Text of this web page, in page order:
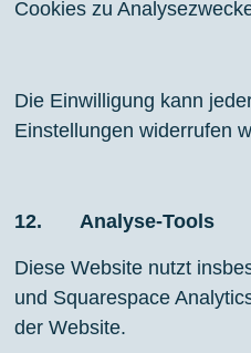
Cookies zu
Die Einwilligung kann
Einstellungen widerrufen
12. Analyse-Tools
Diese Website nutzt
und Squarespace
der Website.